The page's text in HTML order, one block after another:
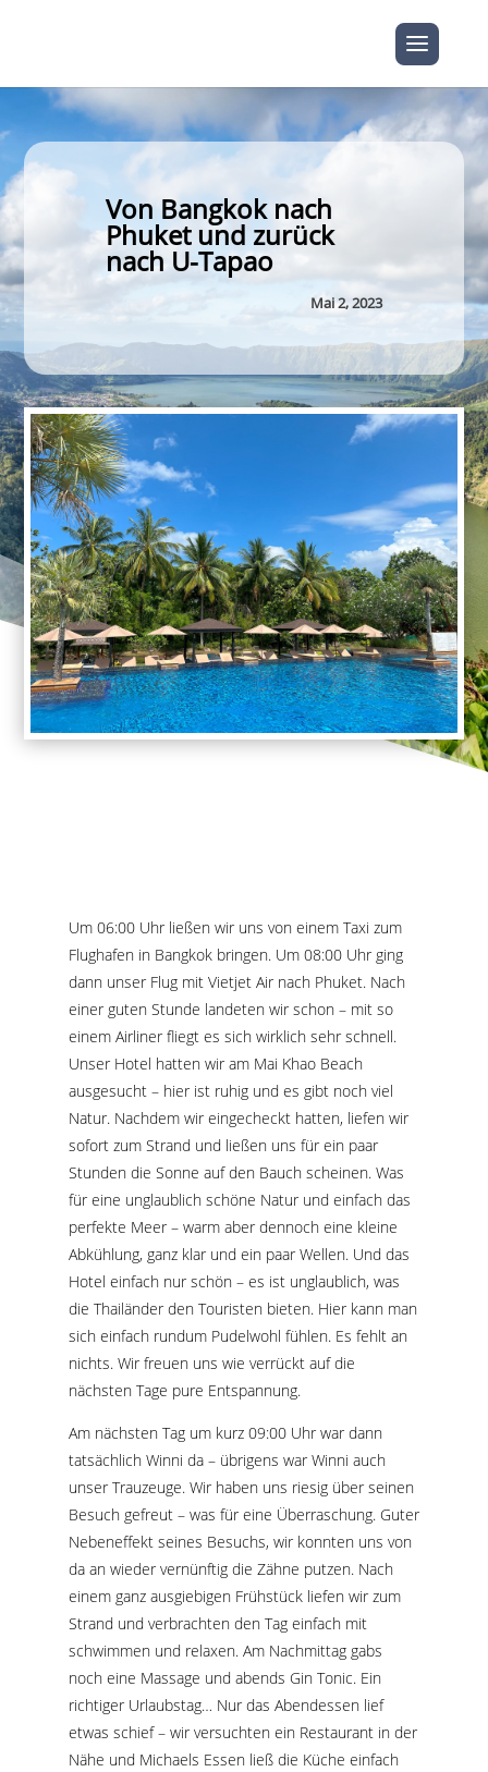
Von Bangkok nach
Phuket und zurück
nach U-Tapao
Mai 2, 2023
Um 06:00 Uhr ließen wir uns von einem Taxi zum
Flughafen in Bangkok bringen. Um 08:00 Uhr ging
dann unser Flug mit Vietjet Air nach Phuket. Nach
einer guten Stunde landeten wir schon – mit so
einem Airliner fliegt es sich wirklich sehr schnell.
Unser Hotel hatten wir am Mai Khao Beach
ausgesucht – hier ist ruhig und es gibt noch viel
Natur. Nachdem wir eingecheckt hatten, liefen wir
sofort zum Strand und ließen uns für ein paar
Stunden die Sonne auf den Bauch scheinen. Was
für eine unglaublich schöne Natur und einfach das
perfekte Meer – warm aber dennoch eine kleine
Abkühlung, ganz klar und ein paar Wellen. Und das
Hotel einfach nur schön – es ist unglaublich, was
die Thailänder den Touristen bieten. Hier kann man
sich einfach rundum Pudelwohl fühlen. Es fehlt an
nichts. Wir freuen uns wie verrückt auf die
nächsten Tage pure Entspannung.
Am nächsten Tag um kurz 09:00 Uhr war dann
tatsächlich Winni da – übrigens war Winni auch
unser Trauzeuge. Wir haben uns riesig über seinen
Besuch gefreut – was für eine Überraschung. Guter
Nebeneffekt seines Besuchs, wir konnten uns von
da an wieder vernünftig die Zähne putzen. Nach
einem ganz ausgiebigen Frühstück liefen wir zum
Strand und verbrachten den Tag einfach mit
schwimmen und relaxen. Am Nachmittag gabs
noch eine Massage und abends Gin Tonic. Ein
richtiger Urlaubstag… Nur das Abendessen lief
etwas schief – wir versuchten ein Restaurant in der
Nähe und Michaels Essen ließ die Küche einfach